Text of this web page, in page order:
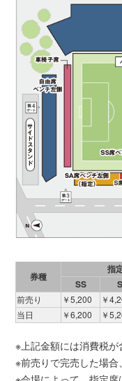
券種
指
SS
S
前売り ￥5,200 ￥
当日
￥6,200 ￥
※上記金額には消費税が
※前売りで完売した場合